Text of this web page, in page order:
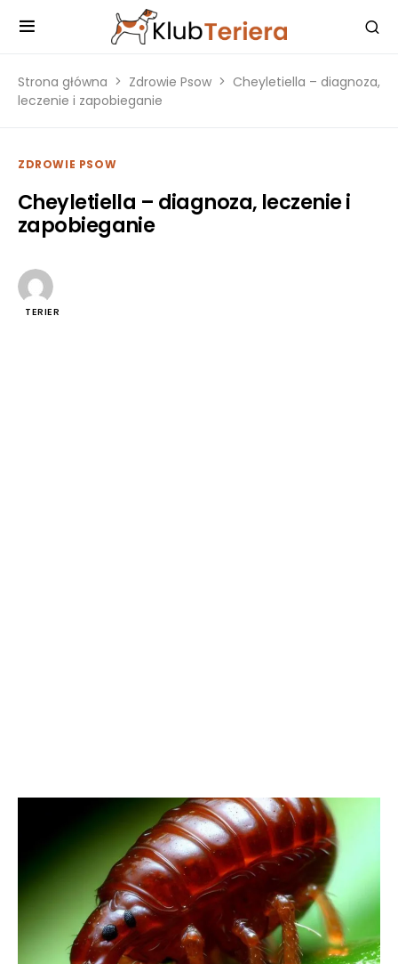
Strona główna Zdrowie Psow
Cheyletiella – diagnoza,
leczenie i zapobieganie
ZDROWIE PSOW
Cheyletiella – diagnoza, leczenie i
zapobieganie
TERIER